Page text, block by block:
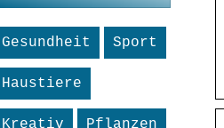
Gesundheit Sport
Haustiere
Kreativ Pflanzen